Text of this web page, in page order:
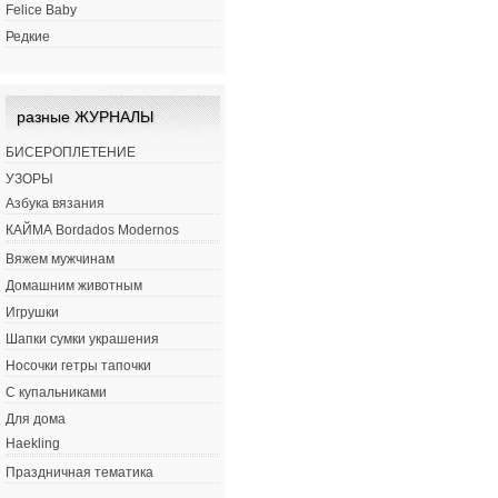
Felice Baby
Редкие
разные ЖУРНАЛЫ
БИСЕРОПЛЕТЕНИЕ
УЗОРЫ
Азбука вязания
КАЙМА Bordados Modernos
Вяжем мужчинам
Домашним животным
Игрушки
Шапки сумки украшения
Носочки гетры тапочки
С купальниками
Для дома
Haekling
Праздничная тематика